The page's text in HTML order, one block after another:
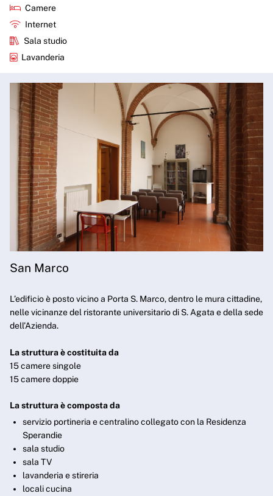
Camere
Internet
Sala studio
Lavanderia
San Marco
L’edificio è posto vicino a Porta S. Marco, dentro le mura cittadine,
nelle vicinanze del ristorante universitario di S. Agata e della sede
dell’Azienda.
La struttura è costituita da
15 camere singole
15 camere doppie
La struttura è composta da
servizio portineria e centralino collegato con la Residenza
Sperandie
sala studio
sala TV
lavanderia e stireria
locali cucina